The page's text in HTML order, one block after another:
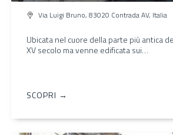
Via Luigi Bruno, 83020 Contrada AV, Italia
Ubicata nel cuore della parte più antica
XV secolo ma venne edificata sui…
SCOPRI →